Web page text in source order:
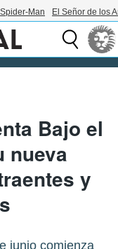
Spider-Man El Señor de los
Bajo el
nueva
y
junio comienza